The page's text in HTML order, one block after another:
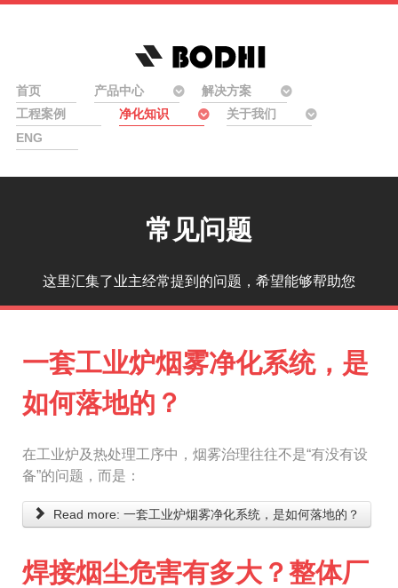
首页 产品中心
解决方案
工程案例
净化知识
关于我们
ENG
常见问题
这里汇集了业主经常提到的问题，希望能够帮助您
一套工业炉烟雾净化系统，是
如何落地的？
在工业炉及热处理工序中，烟雾治理往往不是“有没有设
备”的问题，而是：
Read more: 一套工业炉烟雾净化系统，是如何落地的？
焊接烟尘危害有多大？整体厂